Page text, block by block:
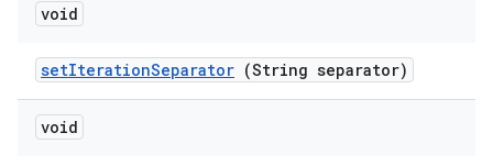
void
setIterationSeparator (String separator)
void